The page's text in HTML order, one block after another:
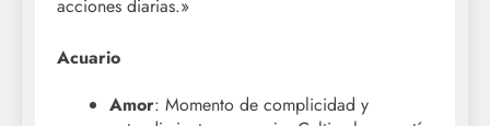
acciones diarias.»
Acuario
Amor: Momento de complicidad y